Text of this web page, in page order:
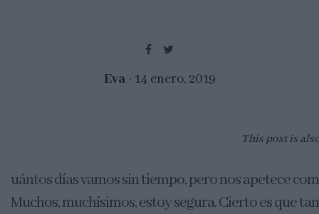
Eva 14 enero, 2019
This post is
uántos días vamos sin tiempo, pero nos apetece
Muchos, muchísimos, estoy segura. Cierto es que